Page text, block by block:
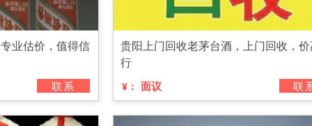
业估价，值得信
联系
贵阳上门回收老茅台酒，上门回收，
行
¥： 面议 联